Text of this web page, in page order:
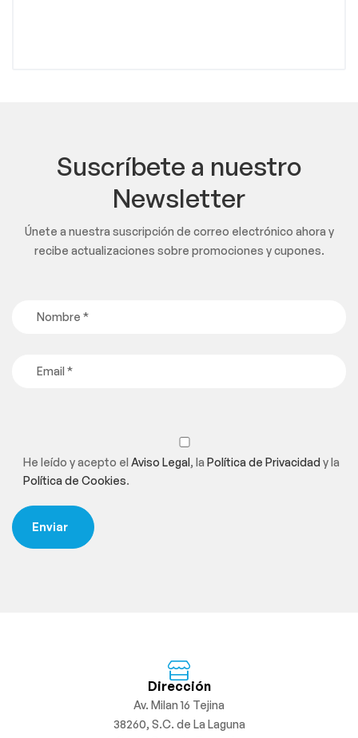
Suscríbete a nuestro
Newsletter
Únete a nuestra suscripción de correo electrónico ahora y
recibe actualizaciones sobre promociones y cupones.
He leído y acepto el Aviso Legal, la Política de Privacidady la
Política de Cookies.
Dirección
Av. Milan 16 Tejina
38260, S.C. de La Laguna